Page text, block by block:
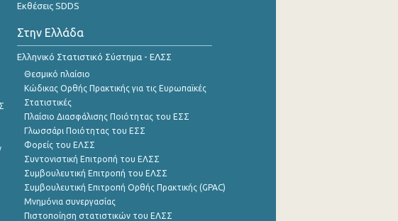
Εκθέσεις SDDS
Στην Ελλάδα
Ελληνικό Στατιστικό Σύστημα - ΕΛΣΣ
Θεσμικό πλαίσιο
Κώδικας Ορθής Πρακτικής για τις Ευρωπαϊκές
Στατιστικές
Πλαίσιο Διασφάλισης Ποιότητας του ΕΣΣ
Γλωσσάρι Ποιότητας του ΕΣΣ
Φορείς του ΕΛΣΣ
Συντονιστική Επιτροπή του ΕΛΣΣ
Συμβουλευτική Επιτροπή του ΕΛΣΣ
Συμβουλευτική Επιτροπή Ορθής Πρακτικής (GPAC)
Μνημόνια συνεργασίας
Πιστοποίηση στατιστικών του ΕΛΣΣ